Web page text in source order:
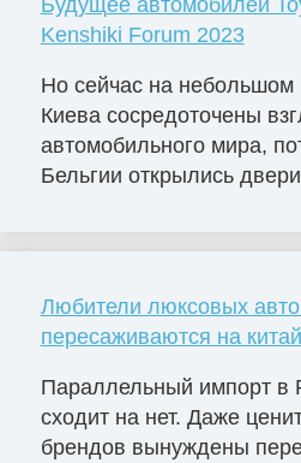
Будущее автомобилей
Kenshiki Forum 2023
Но сейчас на небольшом
Киева сосредоточены
автомобильного мира,
Бельгии открылись
Любители люксовых
пересаживаются на
Параллельный импорт в
сходит на нет. Даже
брендов вынуждены